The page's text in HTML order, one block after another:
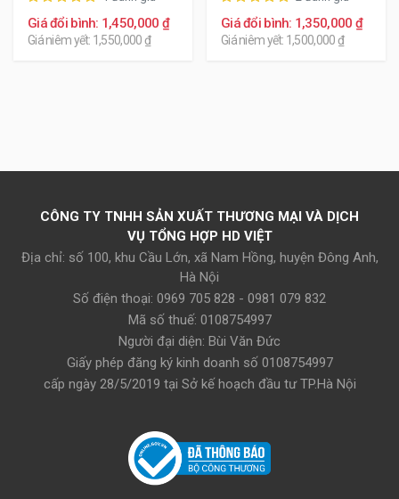
bên lái ( L), thẳng ghế tài xế.
HD Việt chuyên phân phối lắp đặt các
Giá đổi bình: 1,450,000 ₫
Giá niêm yết: 1,550,000 ₫
Giá đổi bình: 1,350,000 ₫
Giá niêm yết: 1,500,000 ₫
CÔNG TY TNHH SẢN XUẤT THƯƠNG MẠI VÀ DỊCH
VỤ TỔNG HỢP HD VIỆT
Địa chỉ: số 100, khu Cầu Lớn, xã Nam Hồng, huyện Đông Anh,
Hà Nội
Số điện thoại: 0969 705 828 - 0981 079 832
Mã số thuế: 0108754997
Người đại diện: Bùi Văn Đức
Giấy phép đăng ký kinh doanh số 0108754997
cấp ngày 28/5/2019 tại Sở kế hoạch đầu tư TP.Hà Nội